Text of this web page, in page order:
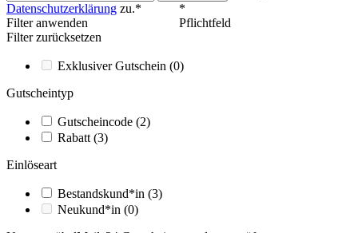
Datenschutzerklärung zu.*
*
Pflichtfeld
Filter anwenden
Filter zurücksetzen
Exklusiver Gutschein (0)
Gutscheintyp
Gutscheincode (2)
Rabatt (3)
Einlöseart
Bestandskund*in (3)
Neukund*in (0)